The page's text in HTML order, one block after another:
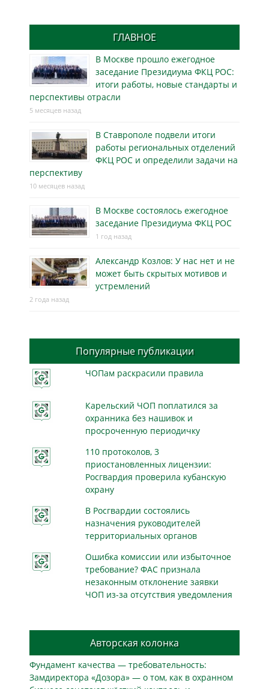
ГЛАВНОЕ
В Москве прошло ежегодное
заседание Президиума ФКЦ РОС:
итоги работы, новые стандарты и
перспективы отрасли
5 месяцев назад
В Ставрополе подвели итоги
работы региональных отделений
ФКЦ РОС и определили задачи на
перспективу
10 месяцев назад
В Москве состоялось ежегодное
заседание Президиума ФКЦ РОС
1 год назад
Александр Козлов: У нас нет и не
может быть скрытых мотивов и
устремлений
2 года назад
Популярные публикации
ЧОПам раскрасили правила
Карельский ЧОП поплатился за
охранника без нашивок и
просроченную периодичку
110 протоколов, 3
приостановленных лицензии:
Росгвардия проверила кубанскую
охрану
В Росгвардии состоялись
назначения руководителей
территориальных органов
Ошибка комиссии или избыточное
требование? ФАС признала
незаконным отклонение заявки
ЧОП из-за отсутствия уведомления
Авторская колонка
Фундамент качества — требовательность:
Замдиректора «Дозора» — о том, как в охранном